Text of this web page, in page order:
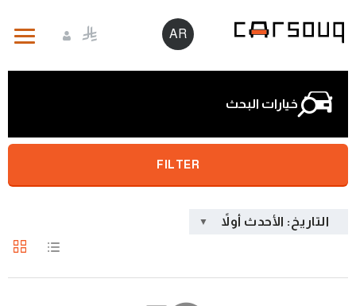
AR
خيارات البحث
FILTER
التاريخ: الأحدث أولاً